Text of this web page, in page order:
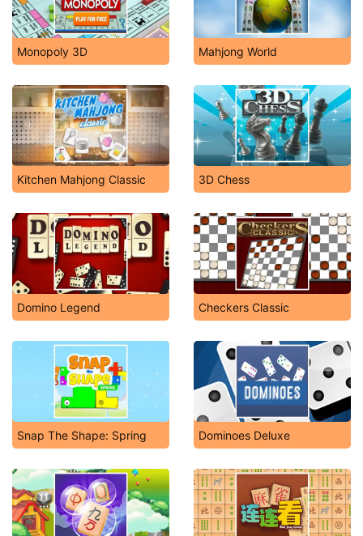
Monopoly 3D Mahjong World
Kitchen Mahjong Classic 3D Chess
Domino Legend Checkers Classic
Snap The Shape: Spring Dominoes Deluxe